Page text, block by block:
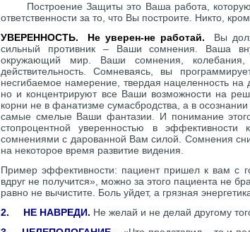
Построение Защиты это Ваша работа,
ответственности за то, что Вы построите. Никто,
УВЕРЕННОСТЬ. Не уверен-не работай. Вы
сильный противник – Ваши сомнения. Ваша
окружающий мир. Ваши сомнения, колебания,
действительность. Сомневаясь, вы
несгибаемое намерение, твердая нацеленность на
но и концентрируют все Ваши возможности на
корни не в фанатизме сумасбродства, а в
самые смелые Ваши фантазии. И понимание
стопроцентной уверенностью в
сомнениями с дарованной Вам силой. Сомнения
на некоторое время развитие видения.
Пример эффективности: пациент пришел к вам с
вдруг не получится», можно за этого пациента не
равно не вычистите. Боль уйдет, а грязная
2. НЕ НАВРЕДИ. Не желай и не делай другому